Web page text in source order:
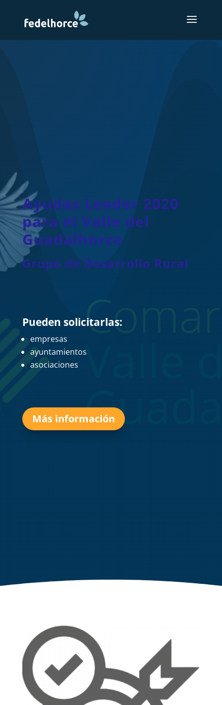
Ayudas Leader 2020
para el Valle del
Guadalhorce
Grupo de Desarrollo Rural
Pueden solicitarlas:
empresas
ayuntamientos
asociaciones
Más información